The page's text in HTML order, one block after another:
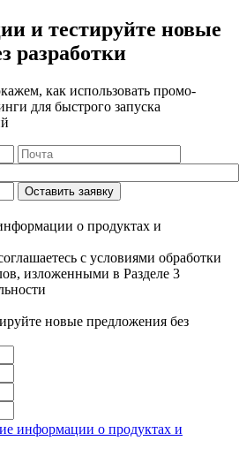
и тестируйте новые
разработки
как использовать промо-
для быстрого запуска
Оставить заявку
о продуктах и
с условиями обработки
изложенными в Разделе 3
новые предложения без
информации о продуктах и